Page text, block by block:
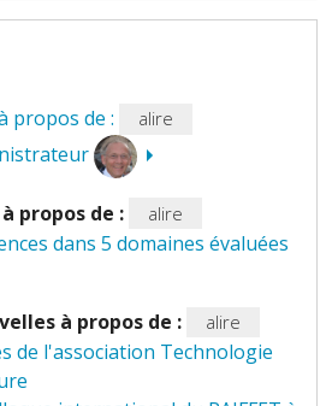
propos de : alire
propos de : alire
dans 5 domaines évaluées
à propos de :
alire
de l'association Technologie